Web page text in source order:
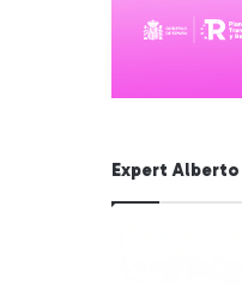
Expert Alberto